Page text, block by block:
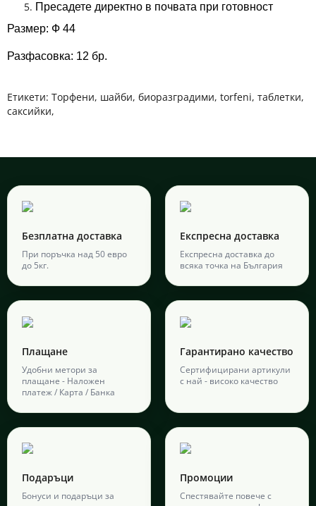
Пресадете директно в почвата при готовност
Размер: Ф 44
Разфасовка: 12 бр.
Етикети: Торфени, шайби, биоразградими, torfeni, таблетки,
саксийки,
Безплатна доставка
При поръчка над 50 евро
до 5кг.
Експресна доставка
Експресна доставка до
всяка точка на България
Плащане
Удобни метори за
плащане - Наложен
платеж / Карта / Банка
Гарантирано качество
Сертифицирани артикули
с най - високо качество
Подаръци
Бонуси и подаръци за
Промоции
Спестявайте повече с